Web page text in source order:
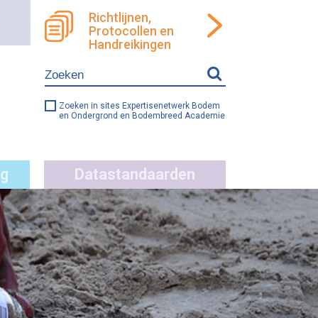
Richtlijnen,
Protocollen en
Handreikingen
Zoeken in sites Expertisenetwerk Bodem
en Ondergrond en Bodembreed Academie
Datastandaarden